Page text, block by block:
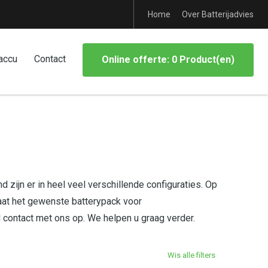
Home Over Batterijadvies
Contact Online offerte: 0 Product(en)
zijn er in heel veel verschillende configuraties. Op
het gewenste batterypack voor
met ons op. We helpen u graag verder.
Wis alle filters